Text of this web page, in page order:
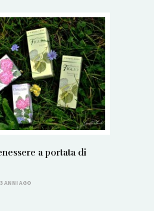
a portata di
ANNI AGO